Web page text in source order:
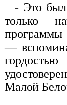
- Это
только
программы
—
Малой